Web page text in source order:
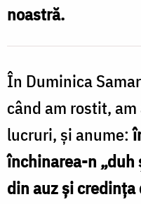
Cojocariu
noastră.
În Duminica
când am rostit,
lucruri, și anume:
închinarea-n „duh
din auz și credința